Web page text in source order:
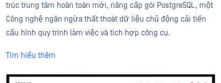
trúc trung tâm hoàn toàn mới, nâng cấp gói PostgreSQL, một
Công nghệ ngăn ngừa thất thoát dữ liệu chủ động cải tiến
cấu hình quy trình làm việc và tích hợp công cụ.
Tìm hiểu thêm